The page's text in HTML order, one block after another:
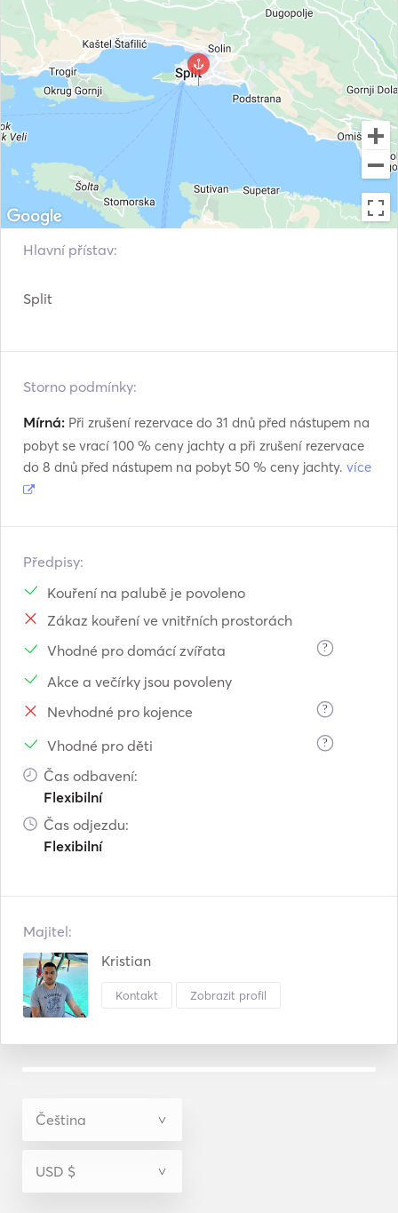
Hlavní přístav:
Split
Storno podmínky:
Mírná: Při zrušení rezervace do 31 dnů před nástupem na
pobyt se vrací 100 % ceny jachty a při zrušení rezervace
do 8 dnů před nástupem na pobyt 50 % ceny jachty. více
Předpisy:
Kouření na palubě je povoleno
Zákaz kouření ve vnitřních prostorách
Vhodné pro domácí zvířata
?
Akce a večírky jsou povoleny
Nevhodné pro kojence
?
Vhodné pro děti ?
Čas odbavení:
Flexibilní
Čas odjezdu:
Flexibilní
Majitel:
Kristian
Kontakt Zobrazit profil